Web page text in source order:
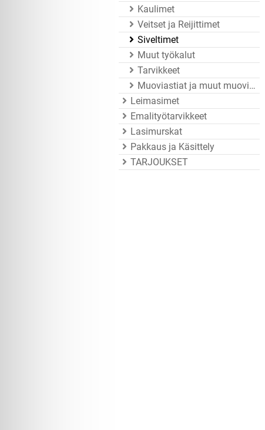
Kaulimet
Veitset ja Reijittimet
Siveltimet
Muut työkalut
Tarvikkeet
Muoviastiat ja muut muovitarvikkeet
Leimasimet
Emalityötarvikkeet
Lasimurskat
Pakkaus ja Käsittely
TARJOUKSET